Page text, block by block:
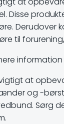
Disse
Derudover
til
at
og -
Sørg